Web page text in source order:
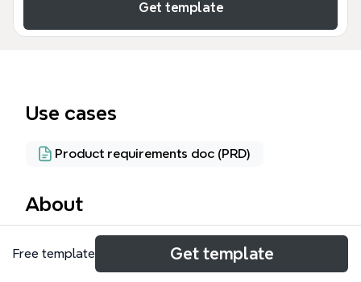
Get template
Use cases
Product requirements doc (PRD)
About
需求梳理思维导图模板专为产品经理和交互设计师设
计，覆盖了体脂秤App的完整功能模块，包含首页、消
Free template Get template